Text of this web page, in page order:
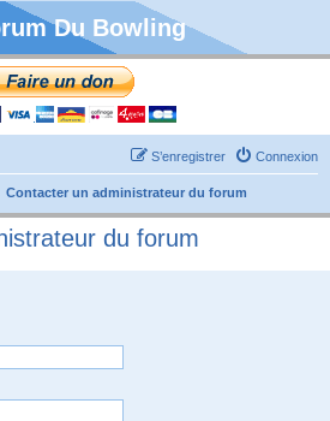
Du Bowling
Connexion
S’enregistrer
Contacter un administrateur du forum
du forum